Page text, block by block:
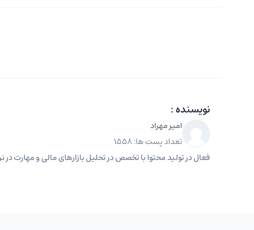
نویسنده :
امیر مهراد
تعداد پست ها: 1558
فعال در تولید محتوا با تخصص در تحلیل بازارهای مالی و مهارت در